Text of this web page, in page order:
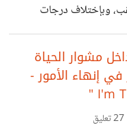
وبإختلاف درجات
فبالتأكيد إن إختراق
جهاز حاسوب كامل،
كلما قلّت خطورة
*أصبحت البيانات
الأشخاص بعضهم
مشوار الحياة
إنهاء الأمور -
I'm